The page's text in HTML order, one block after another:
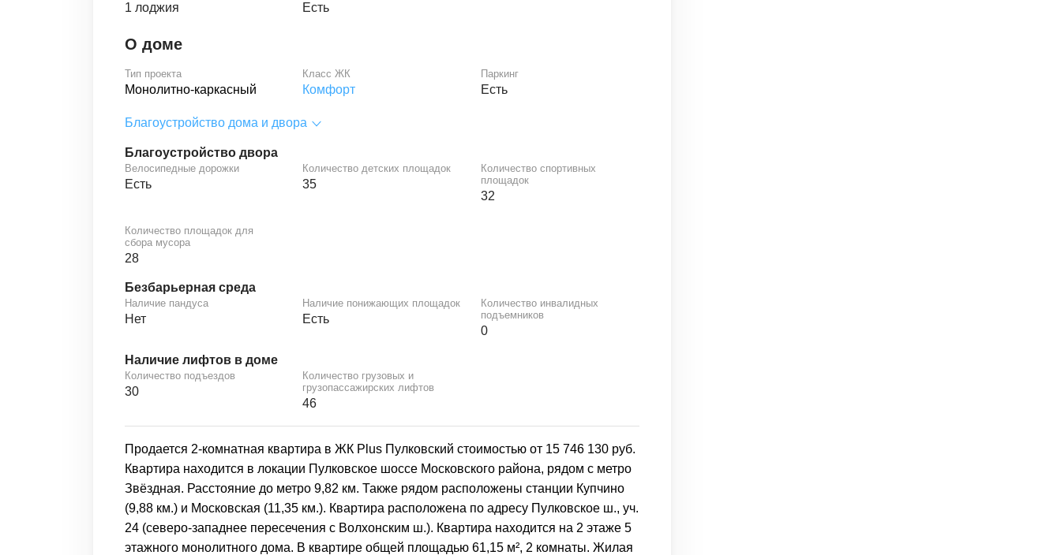
1 лоджия Есть
О доме
Тип проекта
Монолитно-каркасный
Класс ЖК
Комфорт
Паркинг
Есть
Благоустройство дома и двора
Благоустройство двора
Велосипедные дорожки
Есть
Количество детских площадок
35
Количество спортивных
площадок
32
Количество площадок для
сбора мусора
28
Безбарьерная среда
Наличие пандуса
Нет
Наличие понижающих площадок
Есть
Количество инвалидных
подъемников
0
Наличие лифтов в доме
Количество подъездов
30
Количество грузовых и
грузопассажирских лифтов
46
Продается 2-комнатная квартира в ЖК Plus Пулковский стоимостью от 15 746 130 руб.
Квартира находится в локации Пулковское шоссе Московского района, рядом с метро
Звёздная. Расстояние до метро 9,82 км. Также рядом расположены станции Купчино
(9,88 км.) и Московская (11,35 км.). Квартира расположена по адресу Пулковское ш., уч.
24 (северо-западнее пересечения с Волхонским ш.). Квартира находится на 2 этаже 5
этажного монолитного дома. В квартире общей площадью 61,15 м², 2 комнаты. Жилая